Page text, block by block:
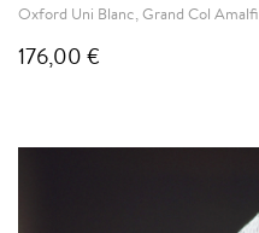
Oxford Uni Blanc, Grand Col Amalfi
176,00 €